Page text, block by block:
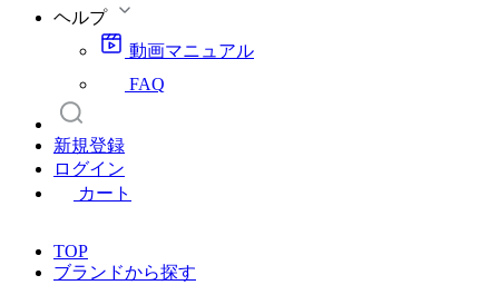
ヘルプ
動画マニュアル
FAQ
新規登録
ログイン
カート
TOP
ブランドから探す